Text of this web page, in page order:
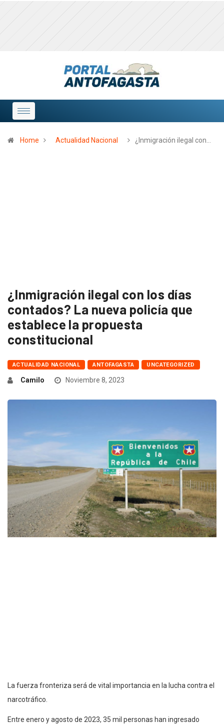
Home Actualidad Nacional ¿Inmigración ilegal con…
¿Inmigración ilegal con los días
contados? La nueva policía que
establece la propuesta
constitucional
ACTUALIDAD NACIONAL ANTOFAGASTA UNCATEGORIZED
Camilo Noviembre 8, 2023
La fuerza fronteriza será de vital importancia en la lucha contra el
narcotráfico.
Entre enero y agosto de 2023, 35 mil personas han ingresado